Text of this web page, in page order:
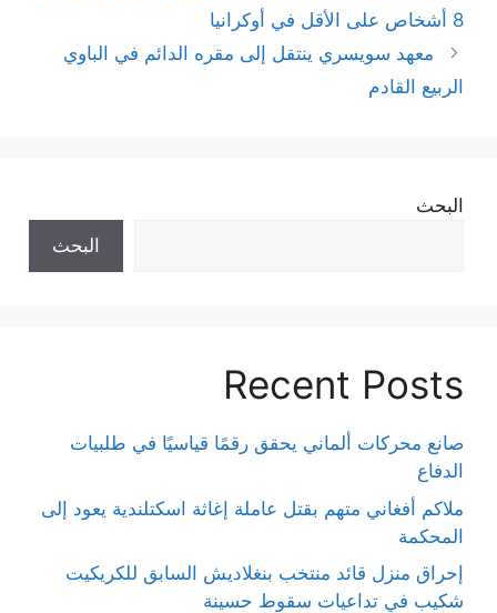
8 أشخاص على الأقل في أوكرانيا
معهد سويسري ينتقل إلى مقره الدائم في الباوي
الربيع القادم
البحث
البحث
Recent Posts
صانع محركات ألماني يحقق رقمًا قياسيًا في طلبيات
الدفاع
ملاكم أفغاني متهم بقتل عاملة إغاثة اسكتلندية يعود إلى
المحكمة
إحراق منزل قائد منتخب بنغلاديش السابق للكريكيت
شكيب في تداعيات سقوط حسينة